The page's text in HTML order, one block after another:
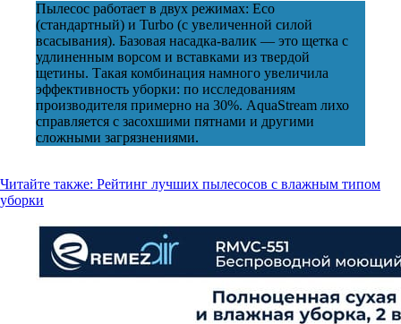
Пылесос работает в двух режимах: Есо
(стандартный) и Turbo (с увеличенной силой
всасывания). Базовая насадка-валик — это щетка с
удлиненным ворсом и вставками из твердой
щетины. Такая комбинация намного увеличила
эффективность уборки: по исследованиям
производителя примерно на 30%. AquaStream лихо
справляется с засохшими пятнами и другими
сложными загрязнениями.
Читайте также: Рейтинг лучших пылесосов с влажным типом
уборки